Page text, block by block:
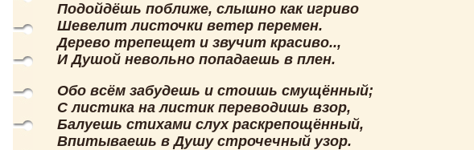
Подойдёшь поближе, слышно как игриво
Шевелит листочки ветер перемен.
Дерево трепещет и звучит красиво..,
И Душой невольно попадаешь в плен.
Обо всём забудешь и стоишь смущённый;
С листика на листик переводишь взор,
Балуешь стихами слух раскрепощённый,
Впитываешь в Душу строчечный узор.